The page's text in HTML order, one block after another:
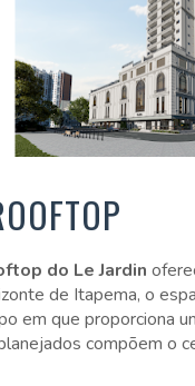
do Le Jardin
de Itapema, o
em que proporciona
compõem o